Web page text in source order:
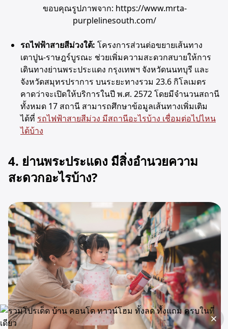
ขอบคุณรูปภาพจาก: https://www.mrta-
purplelinesouth.com/
รถไฟฟ้าสายสีม่วงใต้: โครงการส่วนต่อขยายเส้นทาง
เตาปูน-ราษฎร์บูรณะ ช่วยเพิ่มความสะดวกสบายให้การ
เดินทางย่านพระประแดง กรุงเทพฯ จังหวัดนนทบุรี และ
จังหวัดสมุทรปราการ บนระยะทางรวม 23.6 กิโลเมตร
คาดว่าจะเปิดให้บริการในปี พ.ศ. 2572 โดยมีจำนวนสถานี
ทั้งหมด 17 สถานี สามารถศึกษาข้อมูลเส้นทางเพิ่มเติม
ได้ที่ รถไฟฟ้าสายสีม่วง มีสถานีอะไรบ้าง เชื่อมต่อไปไหน
ได้บ้าง
4. ย่านพระประแดง มีสิ่งอำนวยความ
สะดวกอะไรบ้าง?